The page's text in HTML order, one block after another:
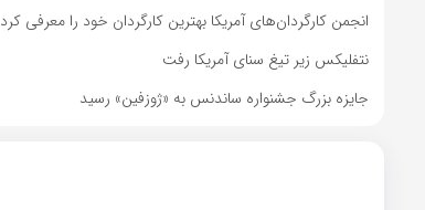
انجمن کارگردان‌های آمریکا بهترین کارگردان خود را معرفی کرد
نتفلیکس زیر تیغ سنای آمریکا رفت
جایزه بزرگ جشنواره ساندنس به «ژوزفین» رسید